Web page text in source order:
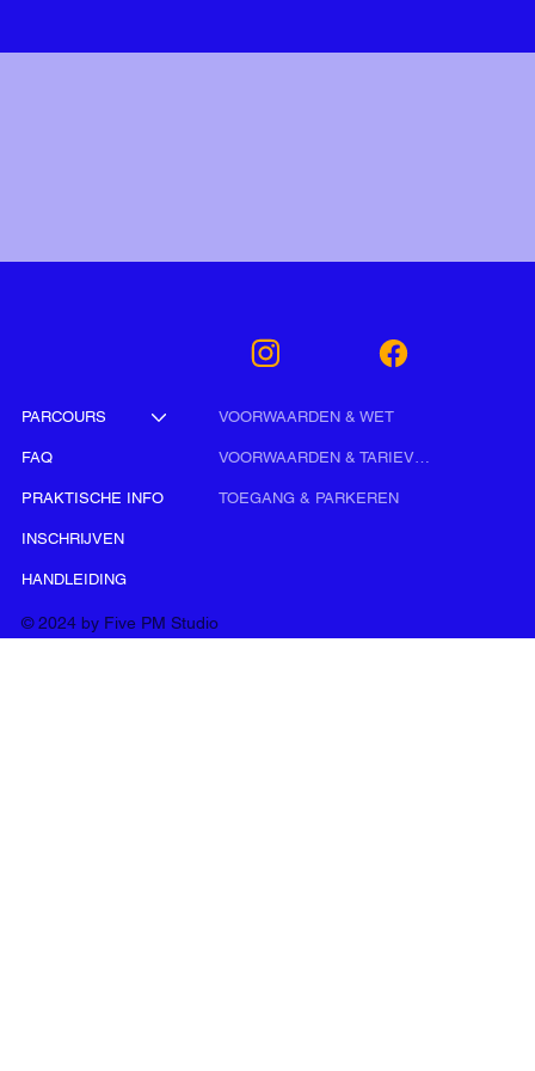
PARCOURS
FAQ
PRAKTISCHE INFO
INSCHRIJVEN
HANDLEIDING
VOORWAARDEN & WET
VOORWAARDEN & TARIEVEN
TOEGANG & PARKEREN
© 2024 by Five PM Studio